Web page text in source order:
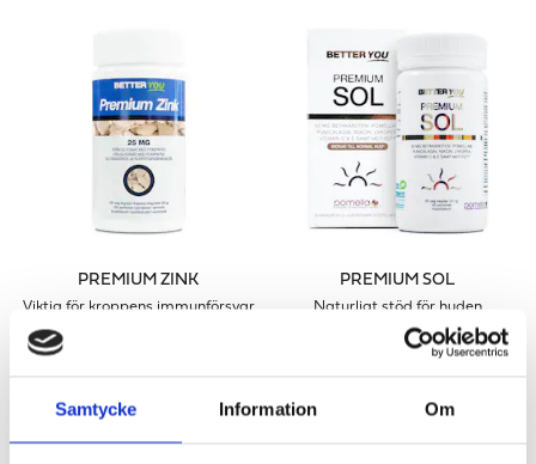
Samtycke Information Om
PREMIUM ZINK
Viktig för kroppens immunförsvar
PREMIUM SOL
Naturligt stöd för huden
321 kr